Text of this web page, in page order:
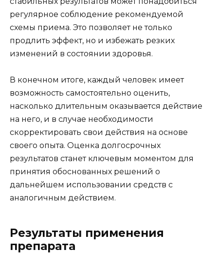
регулярное соблюдение рекомендуемой
схемы приема. Это позволяет не только
продлить эффект, но и избежать резких
изменений в состоянии здоровья.
В конечном итоге, каждый человек имеет
возможность самостоятельно оценить,
насколько длительным оказывается действие
на него, и в случае необходимости
скорректировать свои действия на основе
своего опыта. Оценка долгосрочных
результатов станет ключевым моментом для
принятия обоснованных решений о
дальнейшем использовании средств с
аналогичным действием.
Результаты применения
препарата